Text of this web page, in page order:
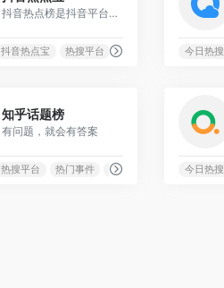
抖音热点榜是抖音平台展示热门话题和趋势的工具
抖音热点宝 热搜平台 热门事件 今日热搜
知乎话题榜
有问题，就会有答案
热搜平台 热门事件 热门话题 今日热搜